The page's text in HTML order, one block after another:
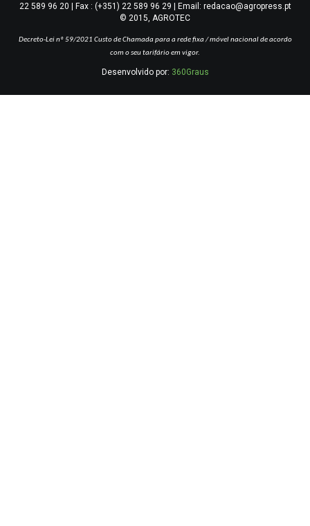
22 589 96 20 | Fax : (+351) 22 589 96 29 | Email: redacao@agropress.pt
© 2015, AGROTEC
Decreto-Lei nº 59/2021 Custo de Chamada para a rede fixa / móvel nacional de acordo
com o seu tarifário em vigor.
Desenvolvido por: 360Graus